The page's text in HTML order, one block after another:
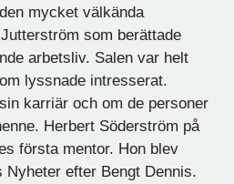
mycket välkända
som berättade
arbetsliv. Salen var helt
lyssnade intresserat.
karriär och om de personer
Herbert Söderström på
första mentor. Hon blev
Nyheter efter Bengt Dennis.